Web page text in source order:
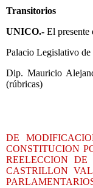
Transitorios
UNICO.- El presente
Palacio Legislativo de
Dip. Mauricio
(rúbricas)
DE
CONSTITUCION
REELECCION
CASTRILLON